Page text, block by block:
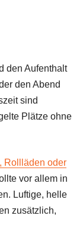
den Aufenthalt
den Abend
sind
Plätze ohne
Rollläden oder
vor allem in
Luftige, helle
zusätzlich,